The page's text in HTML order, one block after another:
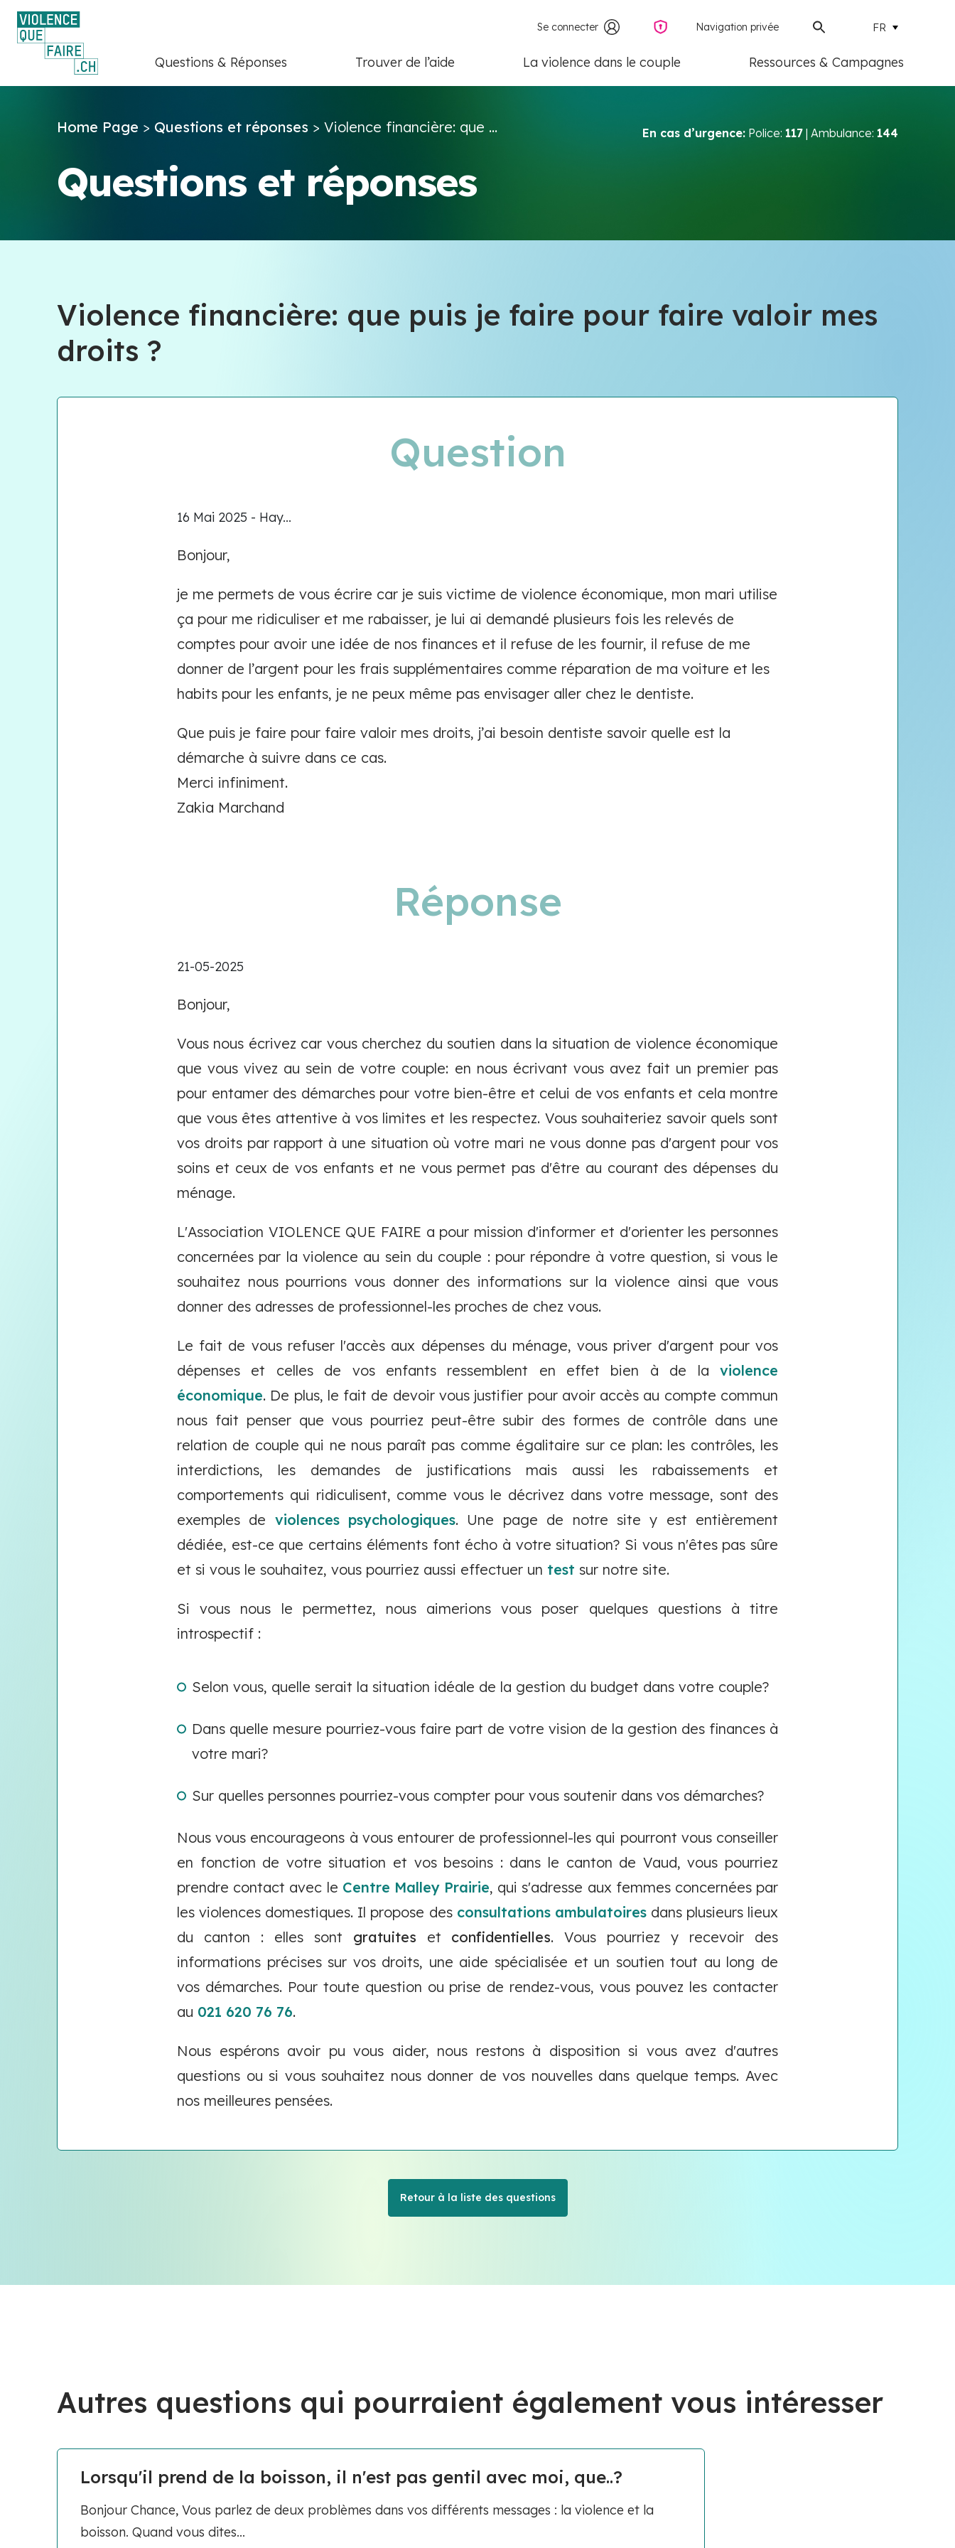
Se connecter Navigation privée FR
Questions & Réponses Trouver de l’aide La violence dans le couple Ressources & Campagnes
Home Page > Questions et réponses > Violence financière: que ... En cas d’urgence: Police: 117 | Ambulance: 144
Questions et réponses
Violence financière: que puis je faire pour faire valoir mes
droits ?
Question
16 Mai 2025 - Hay...
Bonjour,
je me permets de vous écrire car je suis victime de violence économique, mon mari utilise
ça pour me ridiculiser et me rabaisser, je lui ai demandé plusieurs fois les relevés de
comptes pour avoir une idée de nos finances et il refuse de les fournir, il refuse de me
donner de l’argent pour les frais supplémentaires comme réparation de ma voiture et les
habits pour les enfants, je ne peux même pas envisager aller chez le dentiste.
Que puis je faire pour faire valoir mes droits, j’ai besoin dentiste savoir quelle est la
démarche à suivre dans ce cas.
Merci infiniment.
Zakia Marchand
Réponse
21-05-2025
Bonjour,
Vous nous écrivez car vous cherchez du soutien dans la situation de violence économique
que vous vivez au sein de votre couple: en nous écrivant vous avez fait un premier pas
pour entamer des démarches pour votre bien-être et celui de vos enfants et cela montre
que vous êtes attentive à vos limites et les respectez. Vous souhaiteriez savoir quels sont
vos droits par rapport à une situation où votre mari ne vous donne pas d'argent pour vos
soins et ceux de vos enfants et ne vous permet pas d'être au courant des dépenses du
ménage.
L'Association VIOLENCE QUE FAIRE a pour mission d'informer et d'orienter les personnes
concernées par la violence au sein du couple : pour répondre à votre question, si vous le
souhaitez nous pourrions vous donner des informations sur la violence ainsi que vous
donner des adresses de professionnel-les proches de chez vous.
Le fait de vous refuser l'accès aux dépenses du ménage, vous priver d'argent pour vos
dépenses et celles de vos enfants ressemblent en effet bien à de la violence
économique. De plus, le fait de devoir vous justifier pour avoir accès au compte commun
nous fait penser que vous pourriez peut-être subir des formes de contrôle dans une
relation de couple qui ne nous paraît pas comme égalitaire sur ce plan: les contrôles, les
interdictions, les demandes de justifications mais aussi les rabaissements et
comportements qui ridiculisent, comme vous le décrivez dans votre message, sont des
exemples de violences psychologiques. Une page de notre site y est entièrement
dédiée, est-ce que certains éléments font écho à votre situation? Si vous n'êtes pas sûre
et si vous le souhaitez, vous pourriez aussi effectuer un test sur notre site.
Si vous nous le permettez, nous aimerions vous poser quelques questions à titre
introspectif :
Selon vous, quelle serait la situation idéale de la gestion du budget dans votre couple?
Dans quelle mesure pourriez-vous faire part de votre vision de la gestion des finances à
votre mari?
Sur quelles personnes pourriez-vous compter pour vous soutenir dans vos démarches?
Nous vous encourageons à vous entourer de professionnel-les qui pourront vous conseiller
en fonction de votre situation et vos besoins : dans le canton de Vaud, vous pourriez
prendre contact avec le Centre Malley Prairie, qui s'adresse aux femmes concernées par
les violences domestiques. Il propose des consultations ambulatoiresdans plusieurs lieux
du canton : elles sont gratuites et confidentielles. Vous pourriez y recevoir des
informations précises sur vos droits, une aide spécialisée et un soutien tout au long de
vos démarches. Pour toute question ou prise de rendez-vous, vous pouvez les contacter
au 021 620 76 76.
Nous espérons avoir pu vous aider, nous restons à disposition si vous avez d'autres
questions ou si vous souhaitez nous donner de vos nouvelles dans quelque temps. Avec
nos meilleures pensées.
Retour à la liste des questions
Autres questions qui pourraient également vous intéresser
Lorsqu'il prend de la boisson, il n'est pas gentil avec moi, que..?
Bonjour Chance, Vous parlez de deux problèmes dans vos différents messages : la violence et la
boisson. Quand vous dites...